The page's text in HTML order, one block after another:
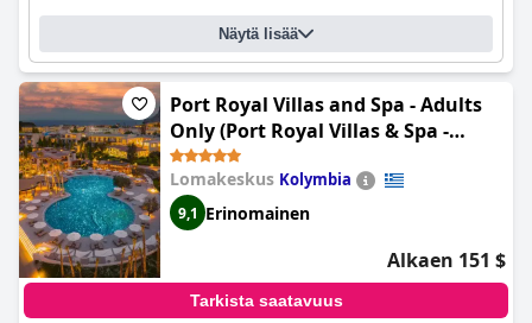
Näytä lisää
Port Royal Villas and Spa - Adults
Only (Port Royal Villas & Spa -
Adults Only)
Lomakeskus Kolymbia
9,1 Erinomainen
Alkaen 151 $
Tarkista saatavuus